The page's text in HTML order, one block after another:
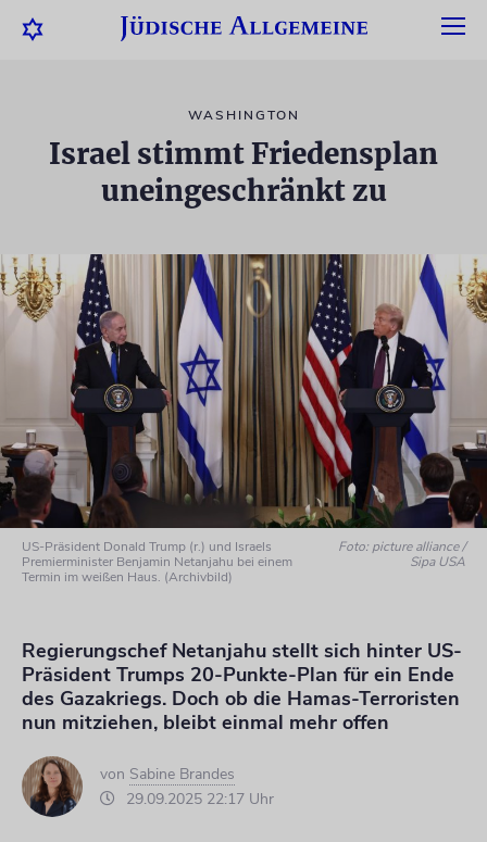
WASHINGTON
Israel stimmt Friedensplan
uneingeschränkt zu
US-Präsident Donald Trump (r.) und Israels
Premierminister Benjamin Netanjahu bei einem
Termin im weißen Haus. (Archivbild)
Foto: picture alliance /
Sipa USA
Regierungschef Netanjahu stellt sich hinter US-
Präsident Trumps 20-Punkte-Plan für ein Ende
des Gazakriegs. Doch ob die Hamas-Terroristen
nun mitziehen, bleibt einmal mehr offen
von Sabine Brandes
29.09.2025 22:17 Uhr